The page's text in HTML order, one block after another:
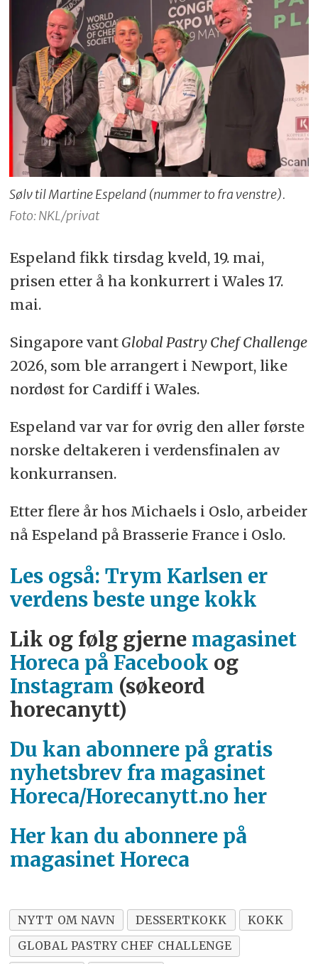
Sølv til Martine Espeland (nummer to fra venstre).
Foto: NKL/privat
Espeland fikk tirsdag kveld, 19. mai,
prisen etter å ha konkurrert i Wales 17.
mai.
Singapore vantGlobal Pastry Chef Challenge
2026, som ble arrangert i Newport, like
nordøst for Cardiff i Wales.
Espeland var var for øvrig den aller første
norske deltakeren i verdensfinalen av
konkurransen.
Etter flere år hos Michaels i Oslo, arbeider
nå Espeland på Brasserie France i Oslo.
Les også: Trym Karlsen er
verdens beste unge kokk
Lik og følg gjerne magasinet
Horeca på Facebook og
Instagram (søkeord
horecanytt)
Du kan abonnere på gratis
nyhetsbrev fra magasinet
Horeca/Horecanytt.no her
Her kan du abonnere på
magasinet Horeca
NYTT OM NAVN DESSERTKOKK
KOKK
GLOBAL PASTRY CHEF CHALLENGE